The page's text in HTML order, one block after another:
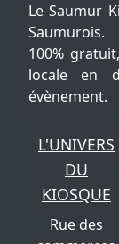
Le Saumur
Saumurois.
100%
locale en
évènement.
L'UNIVERS
DU
KIOSQUE
Rue des